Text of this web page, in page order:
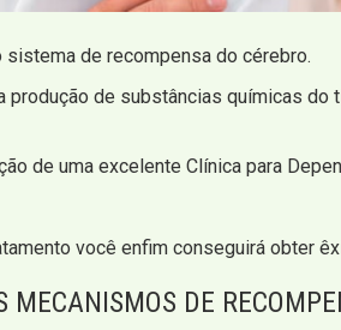
de recompensa do cérebro.
de substâncias químicas do
de uma excelente Clínica para
você enfim conseguirá obter
MECANISMOS DE